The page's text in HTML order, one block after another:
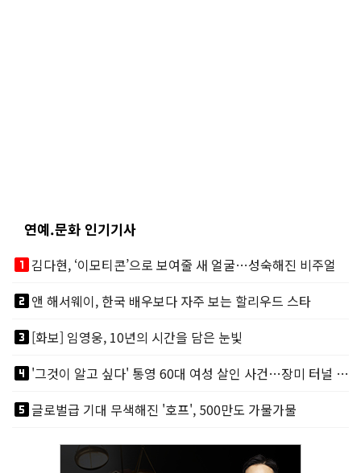
연예.문화 인기기사
looks_one김다현, ‘이모티콘’으로 보여줄 새 얼굴…성숙해진 비주얼
looks_two앤 해서웨이, 한국 배우보다 자주 보는 할리우드 스타
looks_3[화보] 임영웅, 10년의 시간을 담은 눈빛
looks_4
'그것이 알고 싶다' 통영 60대 여성 살인 사건…장미 터널 아래 킬러, 누구냐 넌?
looks_5글로벌급 기대 무색해진 '호프', 500만도 가물가물